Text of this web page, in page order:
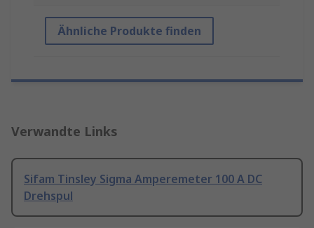
Ähnliche Produkte finden
Verwandte Links
Sifam Tinsley Sigma Amperemeter 100 A DC
Drehspul